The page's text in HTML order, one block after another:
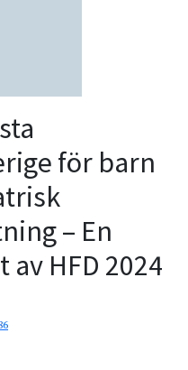
för barn
– En
HFD 2024